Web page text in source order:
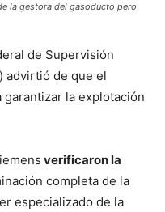
la gestora del gasoducto pero
de Supervisión
advirtió de que el
la explotación
verificaron la
completa de la
especializado de la